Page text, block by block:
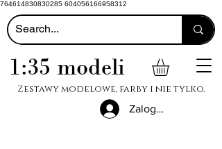
764614830830285 604056166958312
1:35 modeli
Zestawy modelowe, farby i nie tylko.
Zaloguj się